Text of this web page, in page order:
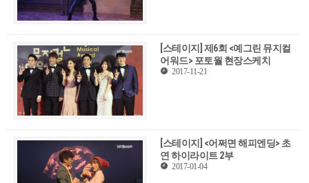
[스테이지] 제6회 <예그린 뮤지컬
어워드> 포토월 현장스케치
2017-11-21
[스테이지] <어쩌면 해피엔딩> 초
연 하이라이트 2부
2017-01-04